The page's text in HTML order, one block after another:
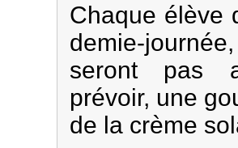
Chaque élève
demie-
seront pas
prévoir, une
de la crème